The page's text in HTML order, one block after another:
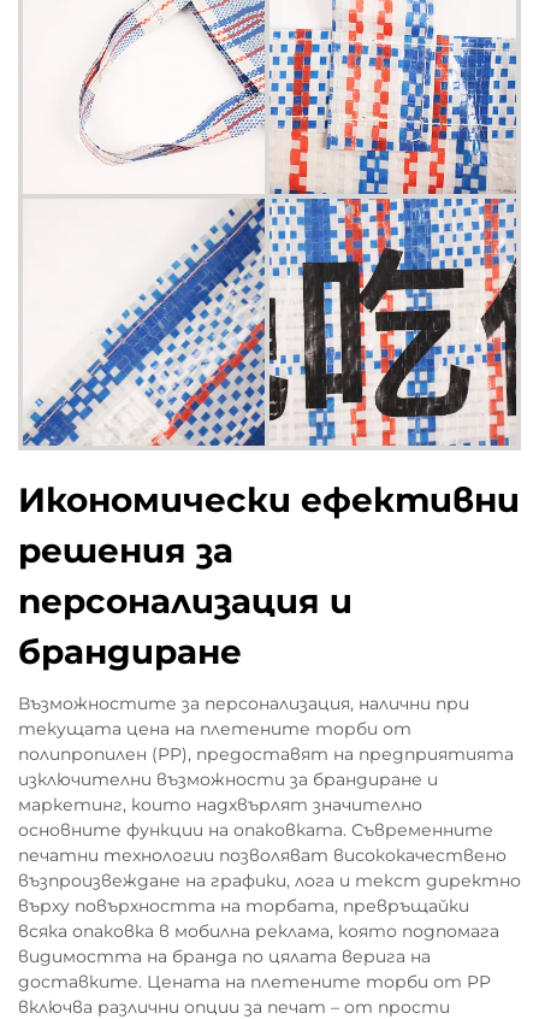
Икономически ефективни
решения за
персонализация и
брандиране
Възможностите за персонализация, налични при
текущата цена на плетените торби от
полипропилен (PP), предоставят на предприятията
изключителни възможности за брандиране и
маркетинг, които надхвърлят значително
основните функции на опаковката. Съвременните
печатни технологии позволяват висококачествено
възпроизвеждане на графики, лога и текст директно
върху повърхността на торбата, превръщайки
всяка опаковка в мобилна реклама, която подпомага
видимостта на бранда по цялата верига на
доставките. Цената на плетените торби от PP
включва различни опции за печат – от прости